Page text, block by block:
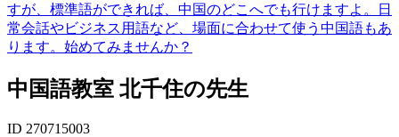
すが、標準語ができれば、中国のどこへでも行けますよ。日
常会話やビジネス用語など、場面に合わせて使う中国語もあ
ります。始めてみませんか？
中国語教室 北千住の先生
ID 270715003